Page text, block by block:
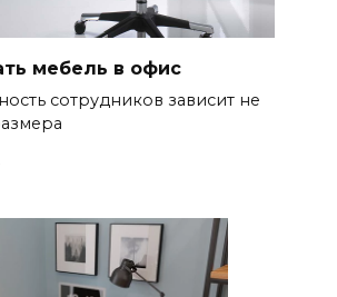
мебель в офис
сотрудников зависит не